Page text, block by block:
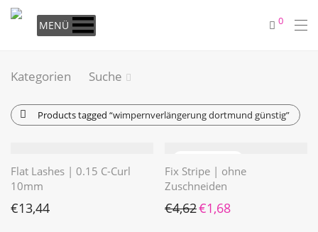
MENÜ 0
Kategorien Suche
Products tagged “wimpernverlängerung dortmund günstig”
Flat Lashes | 0.15 C-Curl
10mm
€13,44
Fix Stripe | ohne
Zuschneiden
€4,62 Ursprünglicher Preis war:
€1,68